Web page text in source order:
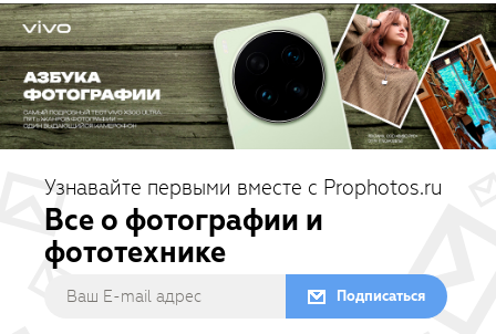
Узнавайте первыми вместе с Prophotos.ru
Все о фотографии и
фототехнике
Подписаться